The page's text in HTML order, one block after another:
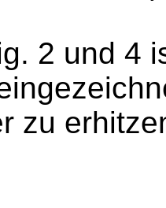
2 und 4
zu